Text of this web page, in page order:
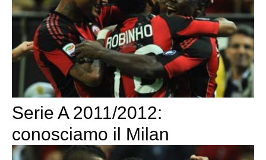
Serie A 2011/2012:
conosciamo il Milan